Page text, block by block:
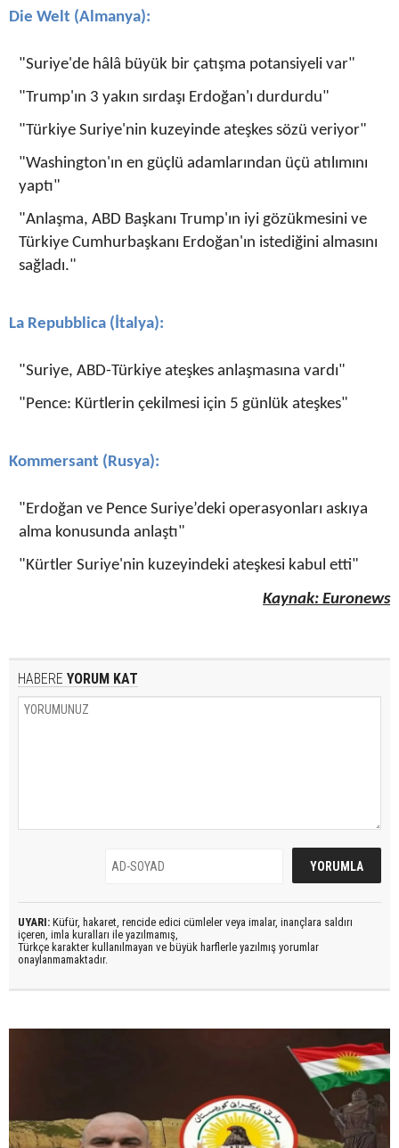
Die Welt (Almanya):
"Suriye'de hâlâ büyük bir çatışma potansiyeli var"
"Trump'ın 3 yakın sırdaşı Erdoğan'ı durdurdu"
"Türkiye Suriye'nin kuzeyinde ateşkes sözü veriyor"
"Washington'ın en güçlü adamlarından üçü atılımını
yaptı"
"Anlaşma, ABD Başkanı Trump'ın iyi gözükmesini ve
Türkiye Cumhurbaşkanı Erdoğan'ın istediğini almasını
sağladı."
La Repubblica (İtalya):
"Suriye, ABD-Türkiye ateşkes anlaşmasına vardı"
"Pence: Kürtlerin çekilmesi için 5 günlük ateşkes"
Kommersant (Rusya):
"Erdoğan ve Pence Suriye’deki operasyonları askıya
alma konusunda anlaştı"
"Kürtler Suriye'nin kuzeyindeki ateşkesi kabul etti"
Kaynak: Euronews
HABERE YORUM KAT
UYARI: Küfür, hakaret, rencide edici cümleler veya imalar, inançlara saldırı
içeren, imla kuralları ile yazılmamış,
Türkçe karakter kullanılmayan ve büyük harflerle yazılmış yorumlar
onaylanmamaktadır.